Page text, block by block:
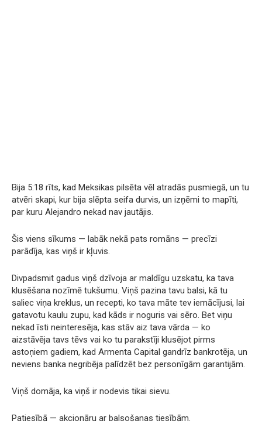
Bija 5:18 rīts, kad Meksikas pilsēta vēl atradās pusmiegā, un tu
atvēri skapi, kur bija slēpta seifa durvis, un izņēmi to mapīti,
par kuru Alejandro nekad nav jautājis.
Šis viens sīkums — labāk nekā pats romāns — precīzi
parādīja, kas viņš ir kļuvis.
Divpadsmit gadus viņš dzīvoja ar maldīgu uzskatu, ka tava
klusēšana nozīmē tukšumu. Viņš pazina tavu balsi, kā tu
saliec viņa kreklus, un recepti, ko tava māte tev iemācījusi, lai
gatavotu kaulu zupu, kad kāds ir noguris vai sēro. Bet viņu
nekad īsti neinteresēja, kas stāv aiz tava vārda — ko
aizstāvēja tavs tēvs vai ko tu parakstīji klusējot pirms
astoņiem gadiem, kad Armenta Capital gandrīz bankrotēja, un
neviens banka negribēja palīdzēt bez personīgām garantijām.
Viņš domāja, ka viņš ir nodevis tikai sievu.
Patiesībā — akcionāru ar balsošanas tiesībām.